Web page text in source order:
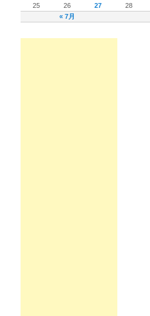
« 7月
25
26 27 28